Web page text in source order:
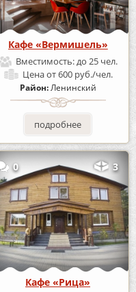
Кафе «Вермишель»
Вместимость:до 25 чел.
Ценаот 600 руб./чел.
Район:Ленинский
подробнее
0 3
Кафе «Рица»